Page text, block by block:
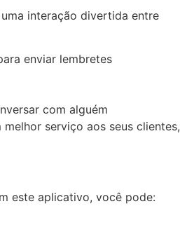
interação divertida entre
enviar lembretes
com alguém
serviço aos seus clientes,
este aplicativo, você pode: